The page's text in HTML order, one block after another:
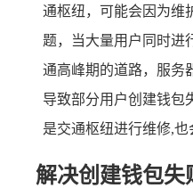
通枢纽，可能会因为维
题，当大量用户同时进
通高峰期的道路，服务
导致部分用户创建钱包
是交通枢纽进行维修,也
解决创建钱包失